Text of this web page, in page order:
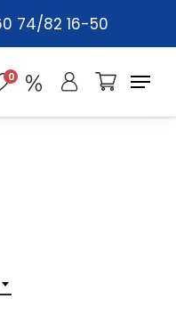
74/82 16-50
0